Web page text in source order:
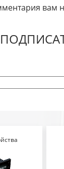
вам